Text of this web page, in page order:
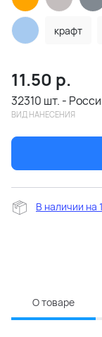
крафт
11.50 р.
32310 шт. -
ВИД НАНЕСЕНИЯ
В наличии на
О товаре